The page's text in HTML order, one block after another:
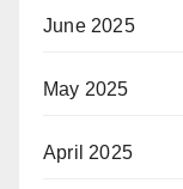
June 2025
May 2025
April 2025